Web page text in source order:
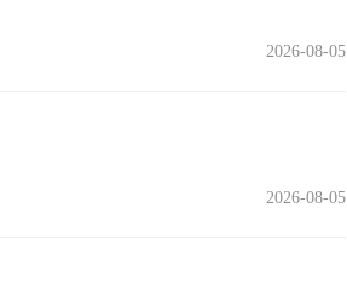
2026-08-05
2026-08-05